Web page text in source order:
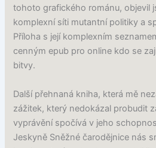
tohoto grafického románu, objevil
komplexní síti mutantní politiky a
Příloha s její komplexním
cenným epub pro online kdo se
bitvy.
Další přehnaná kniha, která mě
zážitek, který nedokázal probudit
vyprávění spočívá v jeho
Jeskyně Sněžné čarodějnice nás